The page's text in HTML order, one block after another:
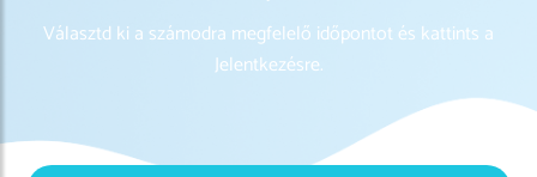
Választd ki a számodra megfelelő időpontot és kattints a
Jelentkezésre.